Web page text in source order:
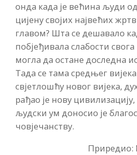
онда када је већина људи
цијену својих највећих
главом? Шта се дешавало
побјеђивала слабости
могла да остане доследна
Тада се тама средњег
свјетлошћу новог вијека,
рађао је нову
људски ум доносио је
човјечанству.